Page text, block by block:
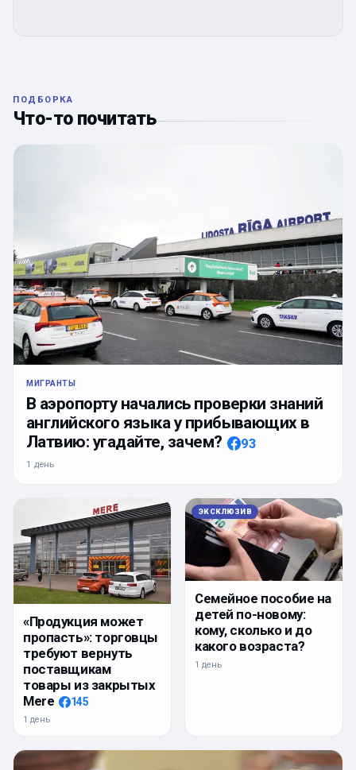
ПОДБОРКА
Что-то почитать
МИГРАНТЫ
В аэропорту начались проверки знаний
английского языка у прибывающих в
Латвию: угадайте, зачем?
93
1 день
«Продукция может
пропасть»: торговцы
требуют вернуть
поставщикам
товары из закрытых
Mere
145
1 день
ЭКСКЛЮЗИВ
Семейное пособие на
детей по-новому:
кому, сколько и до
какого возраста?
1 день